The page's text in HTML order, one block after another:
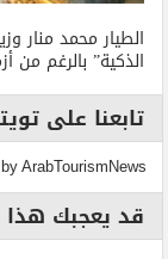
الطيار محمد منار
الذكية” بالرغم
تابعنا على
ArabTourismNews
قد يعجبك هذا